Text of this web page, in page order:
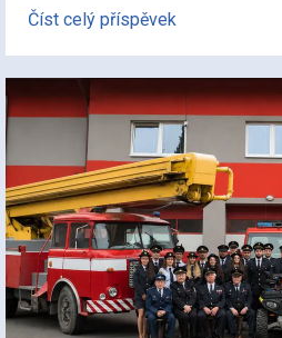
Číst celý příspěvek